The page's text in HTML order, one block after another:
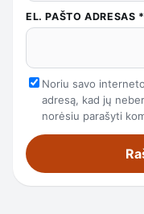
EL. PAŠTO ADRESAS *
Noriu savo
adresą, kad jų
norėsiu parašyti